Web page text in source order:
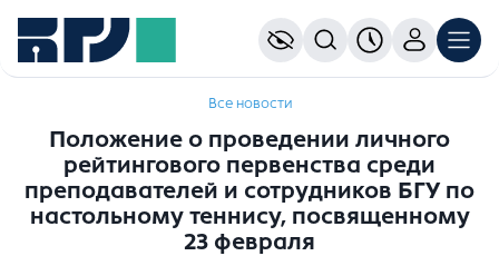
Все новости
Положение о проведении личного
рейтингового первенства среди
преподавателей и сотрудников БГУ по
настольному теннису, посвященному
23 февраля